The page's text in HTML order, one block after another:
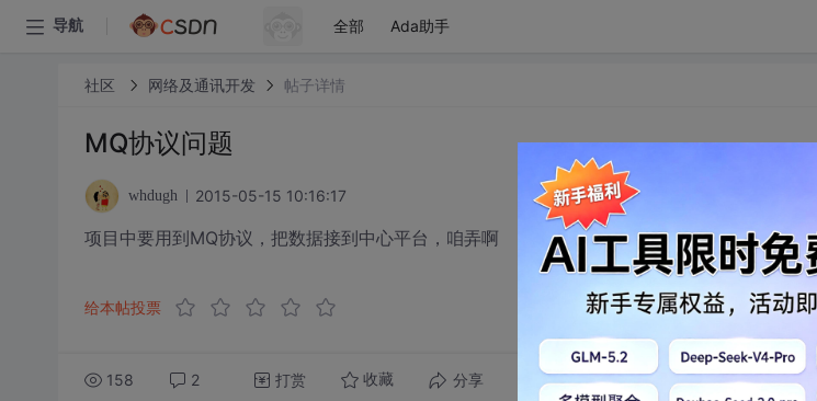
导航 全部 Ada助手
社区 网络及通讯开发 帖子详情
MQ协议问题
whdugh 2015-05-15 10:16:17
项目中要用到MQ协议，把数据接到中心平台，咱弄啊
给本帖投票
158 2 打赏 收藏 分享 转发到动态 举报